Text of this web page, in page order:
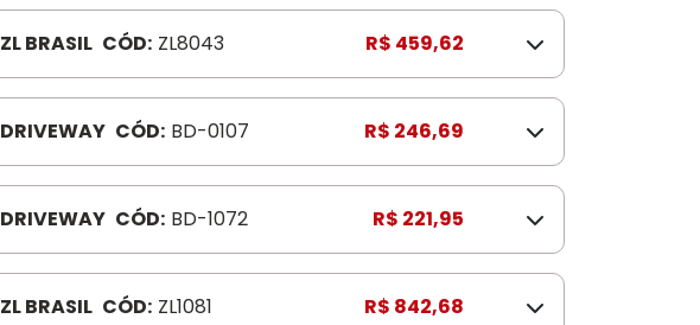
ZL BRASIL CÓD: ZL8043 R$ 459,62
DRIVEWAY CÓD: BD-0107 R$ 246,69
DRIVEWAY CÓD: BD-1072 R$ 221,95
ZL BRASIL CÓD: ZL1081 R$ 842,68